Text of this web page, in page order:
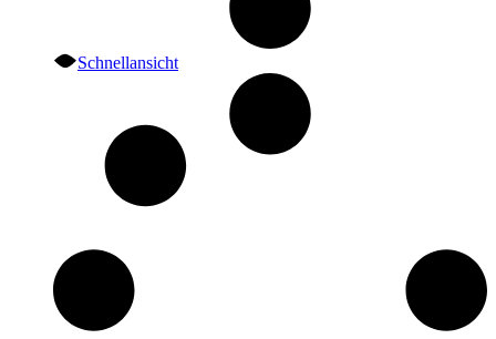
Schnellansicht